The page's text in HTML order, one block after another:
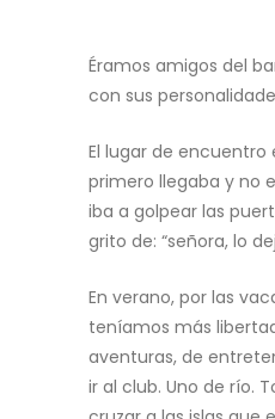
Éramos amigos del
con sus
El lugar de encuentro
primero llegaba y no
iba a golpear las
grito de: “señora, lo
En verano, por las
teníamos más
aventuras, de
ir al club. Uno de río.